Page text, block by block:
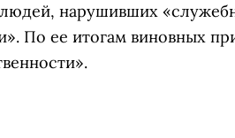
людей, нарушивших
По ее итогам виновных